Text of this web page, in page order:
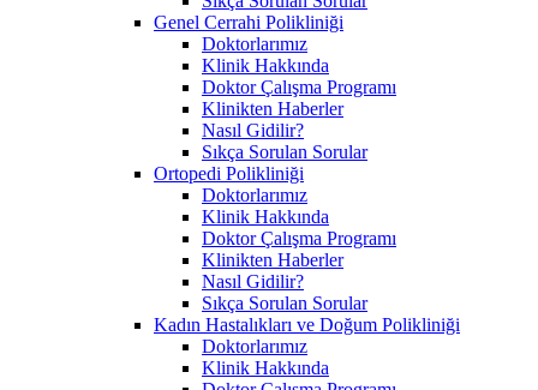
Genel Cerrahi Polikliniği
Doktorlarımız
Klinik Hakkında
Doktor Çalışma Programı
Klinikten Haberler
Nasıl Gidilir?
Sıkça Sorulan Sorular
Ortopedi Polikliniği
Doktorlarımız
Klinik Hakkında
Doktor Çalışma Programı
Klinikten Haberler
Nasıl Gidilir?
Sıkça Sorulan Sorular
Kadın Hastalıkları ve Doğum Polikliniği
Doktorlarımız
Klinik Hakkında